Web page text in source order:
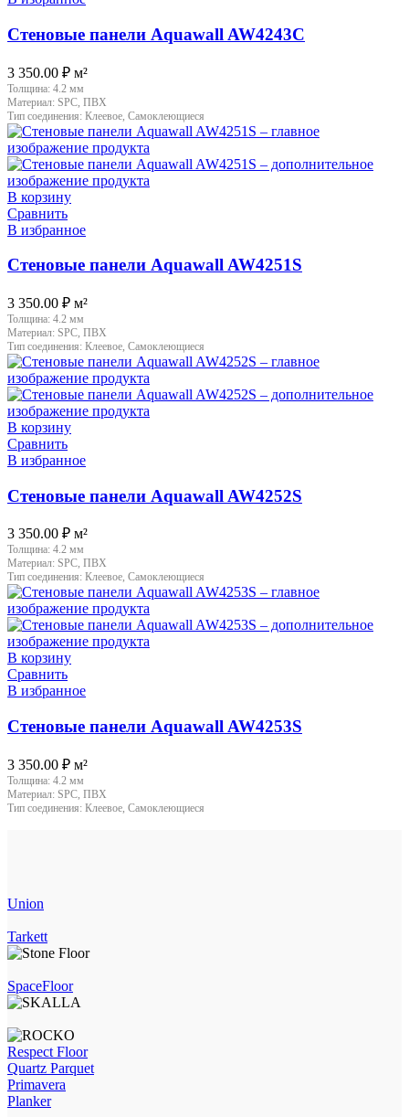
Стеновые панели Aquawall AW4243C
3 350.00 ₽ м²
Толщина: 4.2 мм
Материал: SPC, ПВХ
Тип соединения: Клеевое, Самоклеющиеся
В корзину
Сравнить
В избранное
Стеновые панели Aquawall AW4251S
3 350.00 ₽ м²
Толщина: 4.2 мм
Материал: SPC, ПВХ
Тип соединения: Клеевое, Самоклеющиеся
В корзину
Сравнить
В избранное
Стеновые панели Aquawall AW4252S
3 350.00 ₽ м²
Толщина: 4.2 мм
Материал: SPC, ПВХ
Тип соединения: Клеевое, Самоклеющиеся
В корзину
Сравнить
В избранное
Стеновые панели Aquawall AW4253S
3 350.00 ₽ м²
Толщина: 4.2 мм
Материал: SPC, ПВХ
Тип соединения: Клеевое, Самоклеющиеся
Union
Tarkett
SpaceFloor
Respect Floor
Quartz Parquet
Primavera
Planker